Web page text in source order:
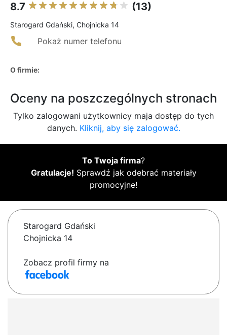
8.7 (13)
Starogard Gdański, Chojnicka 14
Pokaż numer telefonu
O firmie:
Oceny na poszczególnych stronach
Tylko zalogowani użytkownicy maja dostęp do tych
danych. Kliknij, aby się zalogować.
To Twoja firma?
Gratulacje! Sprawdź jak odebrać materiały
promocyjne!
Starogard Gdański
Chojnicka 14
Zobacz profil firmy na